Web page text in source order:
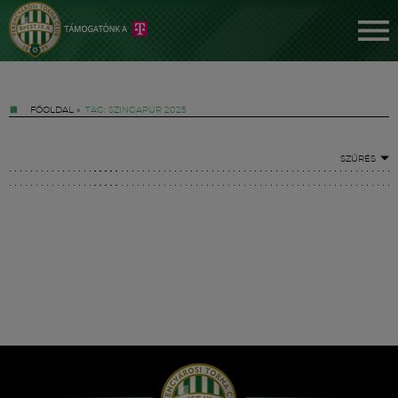
FŐOLDAL » TAG: SZINGAPÚR 2025
SZŰRÉS
Hírek